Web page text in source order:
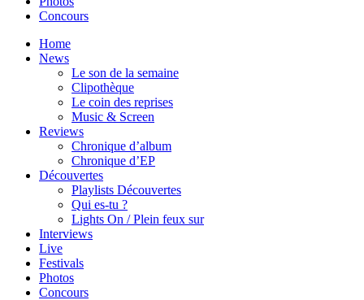
Concours
Home
News
Le son de la semaine
Clipothèque
Le coin des reprises
Music & Screen
Reviews
Chronique d’album
Chronique d’EP
Découvertes
Playlists Découvertes
Qui es-tu ?
Lights On / Plein feux sur
Interviews
Live
Festivals
Photos
Concours